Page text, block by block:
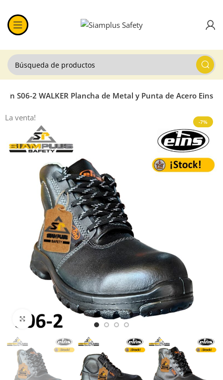
S06-2 WALKER Plancha de Metal y Punta de Acero Eins
-7%
La venta!
Haga Click para agrandar